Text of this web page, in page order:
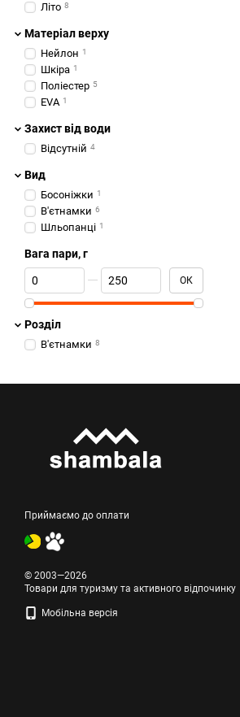
Літо 8
Матеріал верху
Нейлон 1
Шкіра 1
Поліестер 5
EVA 1
Захист від води
Відсутній 4
Вид
Босоніжки 1
В'єтнамки 6
Шльопанці 1
Вага пари, г
Від Вага пари, г
До Вага пари, г ОК
Розділ
В'єтнамки 8
Приймаємо до оплати
© 2003—2026
Товари для туризму та активного відпочинку
Мобільна версія